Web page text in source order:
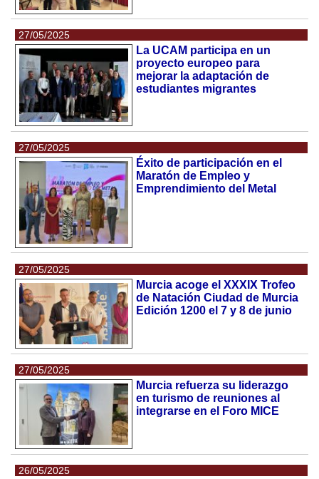
27/05/2025
La UCAM participa en un
proyecto europeo para
mejorar la adaptación de
estudiantes migrantes
27/05/2025
Éxito de participación en el
Maratón de Empleo y
Emprendimiento del Metal
27/05/2025
Murcia acoge el XXXIX Trofeo
de Natación Ciudad de Murcia
Edición 1200 el 7 y 8 de junio
27/05/2025
Murcia refuerza su liderazgo
en turismo de reuniones al
integrarse en el Foro MICE
26/05/2025